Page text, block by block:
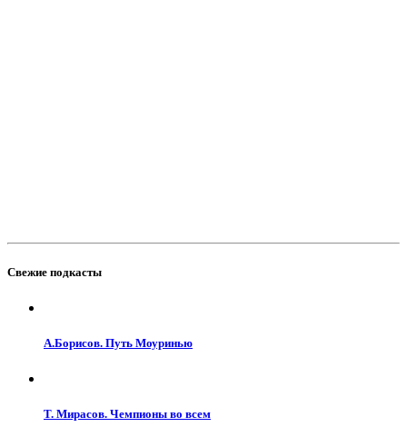
Свежие подкасты
А.Борисов. Путь Моуринью
Т. Мирасов. Чемпионы во всем